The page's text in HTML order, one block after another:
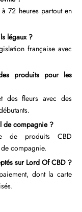
72 heures partout en
légaux ?
française avec
produits pour les
des fleurs avec des
de compagnie ?
de produits CBD
compagnie.
sur Lord Of CBD ?
dont la carte